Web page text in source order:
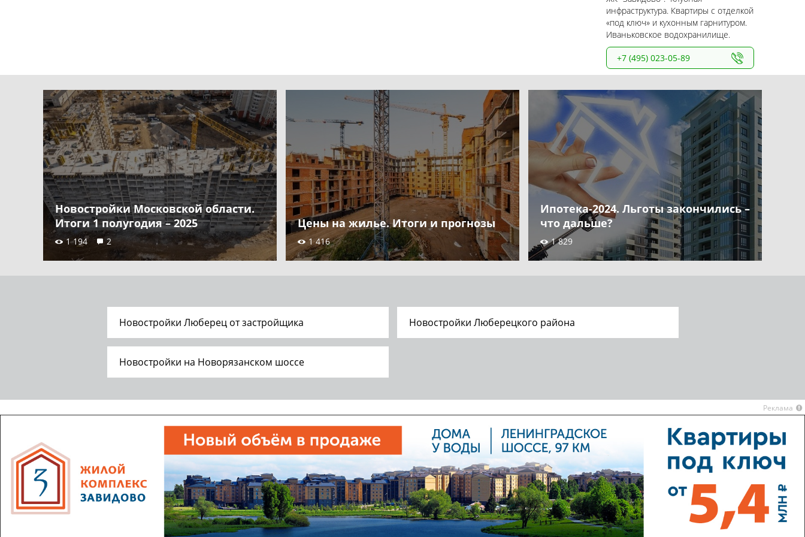
инфраструктура. Квартиры с отделкой
«под ключ» и кухонным гарнитуром.
Иваньковское водохранилище.
+7 (495) 023-05-89
Новостройки Московской области.
Итоги 1 полугодия – 2025
1 194 2
Цены на жилье. Итоги и прогнозы
1 416
Ипотека-2024. Льготы закончились –
что дальше?
1 829
Новостройки Люберец от застройщика Новостройки Люберецкого района
Новостройки на Новорязанском шоссе
Реклама